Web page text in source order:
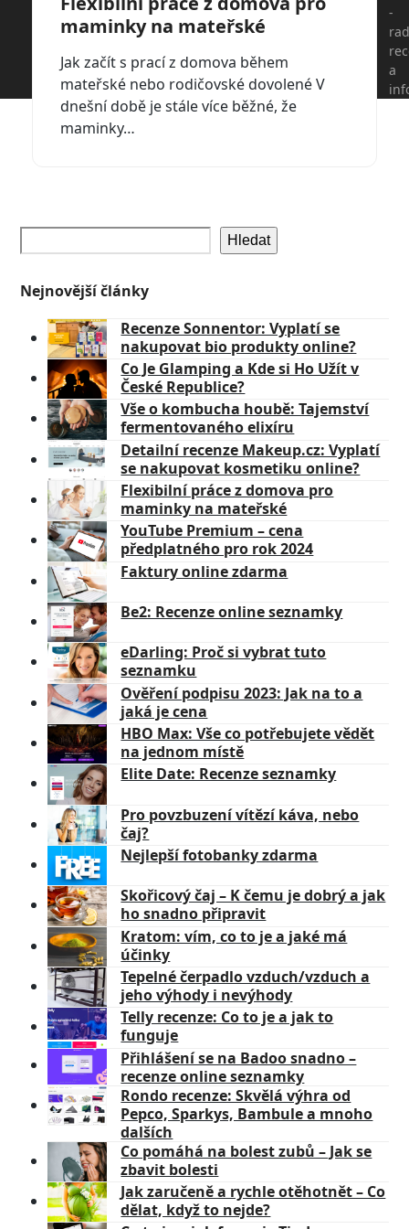
Flexibilní práce z domova pro maminky na
maminky na mateřské
Jak začít s prací z domova během
mateřské nebo rodičovské dovolené V
dnešní době je stále více běžné, že
maminky…
Hledat
Nejnovější články
Recenze Sonnentor: Vyplatí se
nakupovat bio produkty online?
Co Je Glamping a Kde si Ho Užít v
České Republice?
Vše o kombucha houbě: Tajemství
fermentovaného elixíru
Detailní recenze Makeup.cz: Vyplatí
se nakupovat kosmetiku online?
Flexibilní práce z domova pro
maminky na mateřské
YouTube Premium – cena
předplatného pro rok 2024
Faktury online zdarma
Be2: Recenze online seznamky
eDarling: Proč si vybrat tuto
seznamku
Ověření podpisu 2023: Jak na to a
jaká je cena
HBO Max: Vše co potřebujete vědět
na jednom místě
Elite Date: Recenze seznamky
Pro povzbuzení vítězí káva, nebo
čaj?
Nejlepší fotobanky zdarma
Skořicový čaj – K čemu je dobrý a jak
ho snadno připravit
Kratom: vím, co to je a jaké má
účinky
Tepelné čerpadlo vzduch/vzduch a
jeho výhody i nevýhody
Telly recenze: Co to je a jak to
funguje
Přihlášení se na Badoo snadno –
recenze online seznamky
Rondo recenze: Skvělá výhra od
Pepco, Sparkys, Bambule a mnoho
dalších
Co pomáhá na bolest zubů – Jak se
zbavit bolesti
Jak zaručeně a rychle otěhotnět – Co
dělat, když to nejde?
-
a